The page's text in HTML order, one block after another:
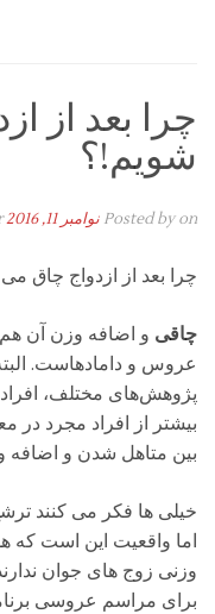
چرا بعد از
شویم!؟
Posted byon نوامبر 11, 2016
چرا بعد از ازدواج چاق
چاقی و اضافه وزن آن هم
عروس و دامادهاست.
بیشتر از افراد مجرد در
بین متاهل شدن و اضافه
خیلی ها فکر می کنند
اما واقعیت این است که
وزنی زوج های جوان
برای مراسم عروسی